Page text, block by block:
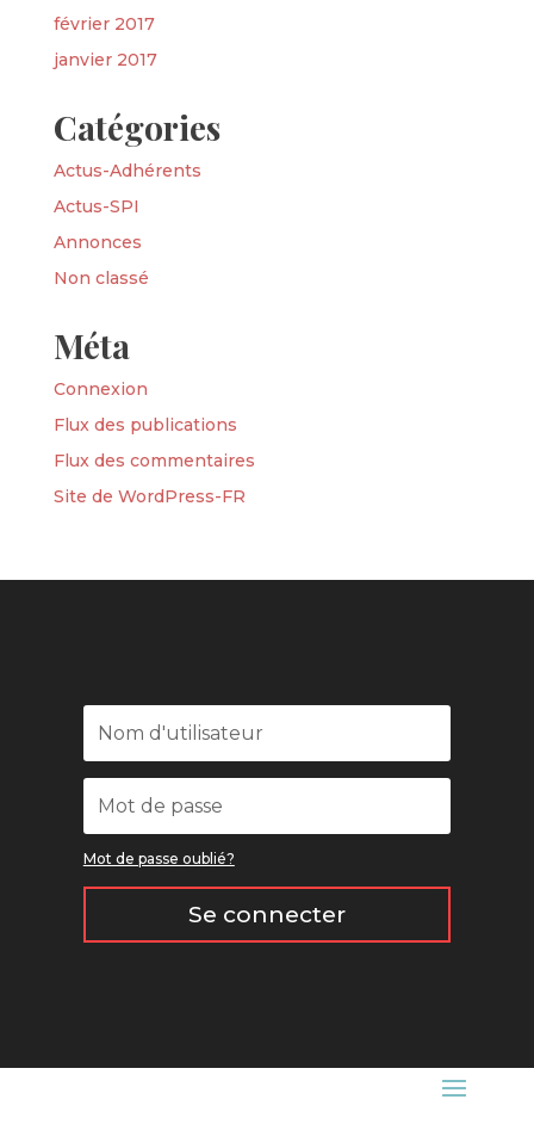
février 2017
janvier 2017
Catégories
Actus-Adhérents
Actus-SPI
Annonces
Non classé
Méta
Connexion
Flux des publications
Flux des commentaires
Site de WordPress-FR
Mot de passe oublié?
Se connecter